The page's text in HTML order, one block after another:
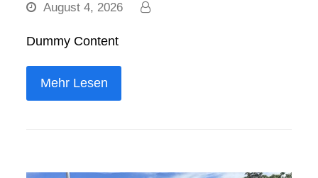
August 4, 2026
Dummy Content
Mehr Lesen